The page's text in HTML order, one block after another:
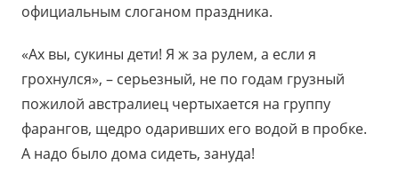
официальным слоганом праздника.
«Ах вы, сукины дети! Я ж за рулем, а если я
грохнулся», – серьезный, не по годам грузный
пожилой австралиец чертыхается на группу
фарангов, щедро одаривших его водой в пробке.
А надо было дома сидеть, зануда!